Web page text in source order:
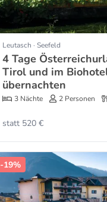
Leutasch · Seefeld
4 Tage
Tirol und im
übernachten
3 Nächte 2 Personen
statt 520 €
-19%